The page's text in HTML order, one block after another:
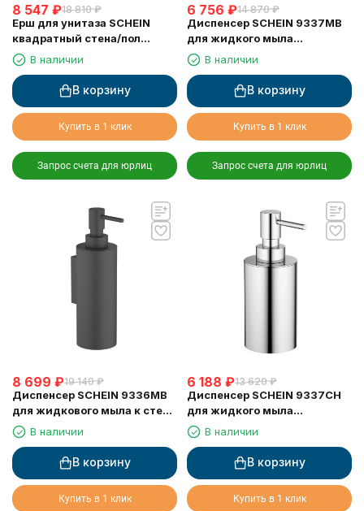
8 547 ₽18 810 ₽
Ерш для унитаза SCHEIN
квадратный стена/пол
хромированный (9364CH)
В наличии
В корзину
Купить в 1 клик
Запрос счета для юрлиц
6 756 ₽14 870 ₽
Диспенсер SCHEIN 9337MB
для жидкого мыла
настольный черный
В наличии
В корзину
Купить в 1 клик
Запрос счета для юрлиц
8 699 ₽19 140 ₽
Диспенсер SCHEIN 9336MB
для жидкового мыла к стене
черныйВ наличии
В корзину
Купить в 1 клик
6 188 ₽13 620 ₽
Диспенсер SCHEIN 9337CH
для жидкого мыла
настольный хром
В наличии
В корзину
Купить в 1 клик